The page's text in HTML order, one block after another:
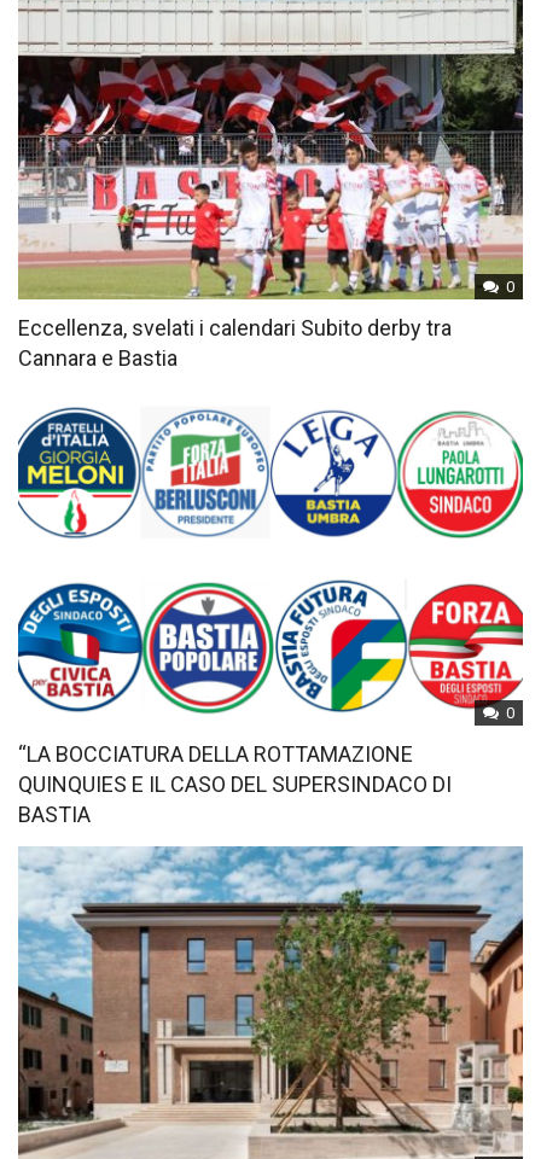
0
Eccellenza, svelati i calendari Subito derby tra
Cannara e Bastia
0
“LA BOCCIATURA DELLA ROTTAMAZIONE
QUINQUIES E IL CASO DEL SUPERSINDACO DI
BASTIA